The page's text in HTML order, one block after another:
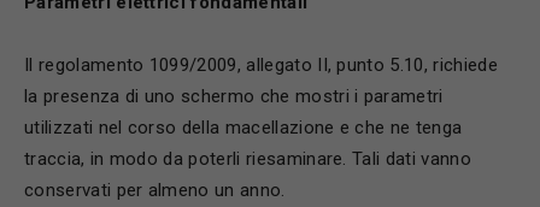
Il regolamento 1099/2009, allegato II, punto 5.10, richiede
la presenza di uno schermo che mostri i parametri
utilizzati nel corso della macellazione e che ne tenga
traccia, in modo da poterli riesaminare. Tali dati vanno
conservati per almeno un anno.